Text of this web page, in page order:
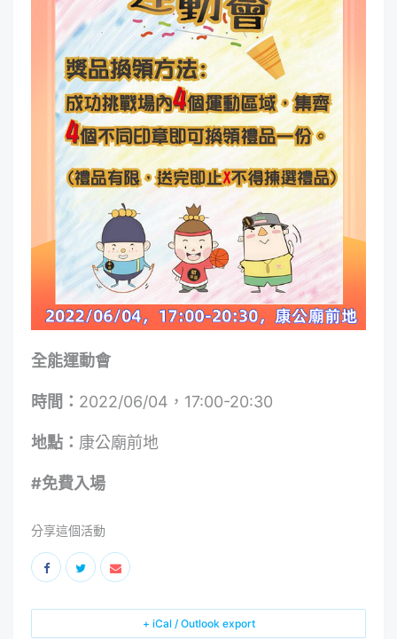
全能運動會
時間： 2022/06/04，17:00-20:30
地點： 康公廟前地
#免費入場‍
分享這個活動
+ iCal / Outlook export